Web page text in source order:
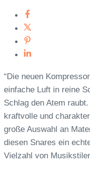
“Die neuen
einfache Luft in reine
Schlag den Atem
kraftvolle und
große Auswahl an
diesen Snares ein
Vielzahl von